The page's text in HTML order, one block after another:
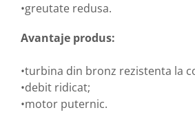
•greutate redusa.
Avantaje produs:
•turbina din bronz rezistenta la
•debit ridicat;
•motor puternic.